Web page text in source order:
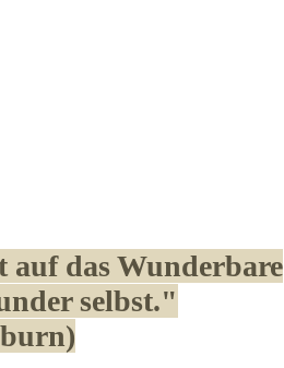
das Wunderbare
selbst."